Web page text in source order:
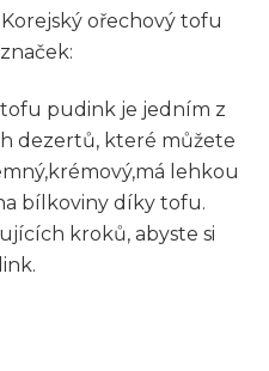
ořechový⁤ tofu
pudink je ⁤jedním z
dezertů, které můžete
lehkou
bílkoviny díky tofu.
⁣kroků, abyste ⁤si